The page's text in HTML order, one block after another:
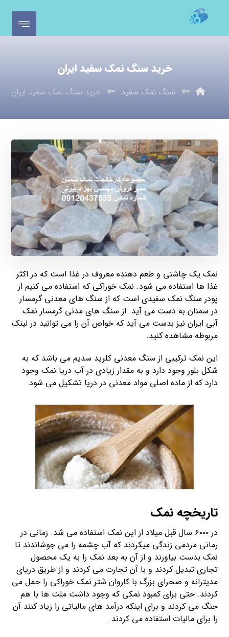
خرید سنگ نمک سفید ایران
سنگ نمک سفید خرید سنگ نمک سفید ایران
نمک یک چاشنی و طعم دهنده معروف در غذا است که در اکثر
غذا ها استفاده می شود. نمک خوراکی که استفاده می کنیم از
پودر سنگ نمک سفیدی است که از سنگ های معدنی گرمسار
در سمنان به دست می آید. از سنگ های مدنی گرمسار نمک
آبی ایران نیز بدست می آید که خواص آن را می توانید در لینک
مربوطه مشاهده کنید.
این نمک ترکیبی از سنگ معدنی کلرید سدیم می باشد که به
شکل بلور وجود دارد و به مقدار زیادی در آب دریا نمک وجود
دارد که از ماده اصلی مواد معدنی در دریا تشکیل می شود.
تاریخچه نمک
در ۶۰۰۰ سال قبل میلاد از این نمک استفاده می شد. زمانی در
رمانی مردمی زندگی میکردند که آب چشمه را می جوشاندند تا
نمک بدست بیاورند و از آن به بعد نمک را به یک محصول
تجاری تبدیل کردند و با آن تجارت می کردند و از طریق دریای
مدیترانه و صحرای بزرگ با کاروان شتر نمک خوراکی را حمل می
کردند. حتی برای کمبود نمکی که وجود داشت ملت ها با هم
جنگ می کردند و برای اینکه درآمد های مالیاتی را زیاد کنند آن
را برای مالیات استفاده می کردند.